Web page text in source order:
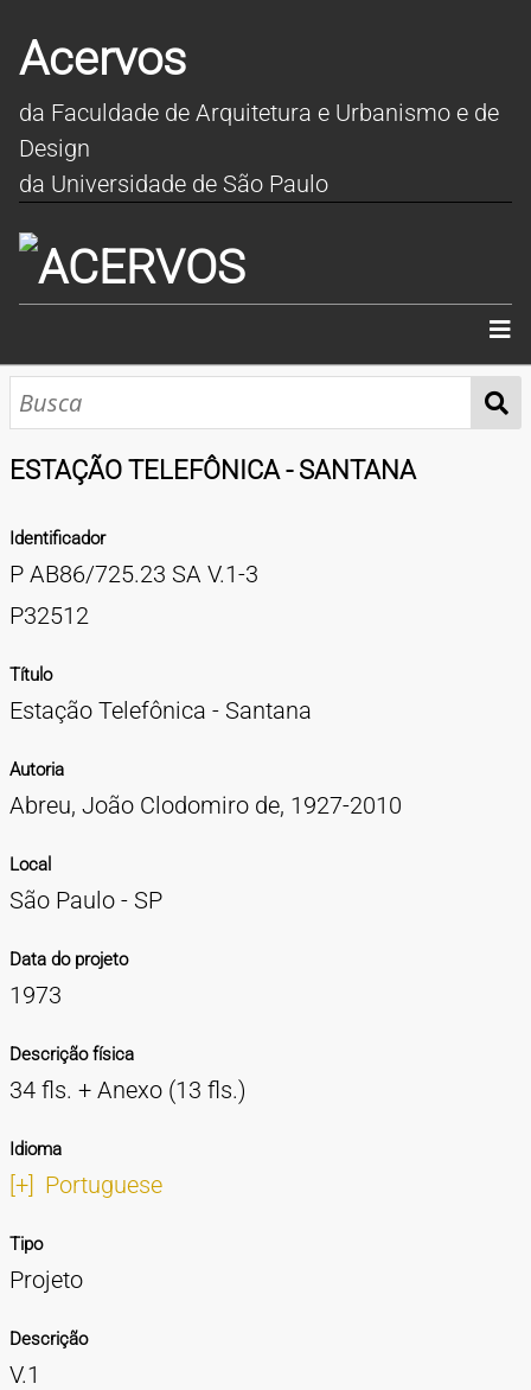
Acervos
da Faculdade de Arquitetura e Urbanismo e de
Design
da Universidade de São Paulo
INÍCIO
Cartazes
Diapositivos
Documentação
Fotografias
Maquetes
Negativos
Periódicos
Publicações
Projetos
Vídeos
BUSCA AVANÇADA
CONTATOS
EXPEDIENTE
ESTAÇÃO TELEFÔNICA - SANTANA
Identificador
P AB86/725.23 SA V.1-3
P32512
Título
Estação Telefônica - Santana
Autoria
Abreu, João Clodomiro de, 1927-2010
Local
São Paulo - SP
Data do projeto
1973
Descrição física
34 fls. + Anexo (13 fls.)
Idioma
[+] Portuguese
Tipo
Projeto
Descrição
V.1